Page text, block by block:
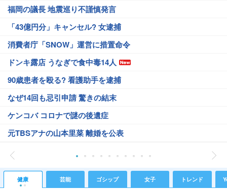
福岡の議長 地震巡り不謹慎発言
「43億円分」キャンセル? 女逮捕
消費者庁「SNOW」運営に措置命令
ドンキ露店 うなぎで食中毒14人
90歳患者を殴る? 看護助手を逮捕
なぜ14回も忌引申請 驚きの結末
ケンコバ コロナで謎の後遺症
元TBSアナの山本里菜 離婚を公表
健康 芸能 ゴシップ 女子 トレンド